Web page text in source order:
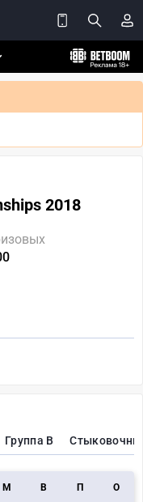
2018
Группа B
M В П О